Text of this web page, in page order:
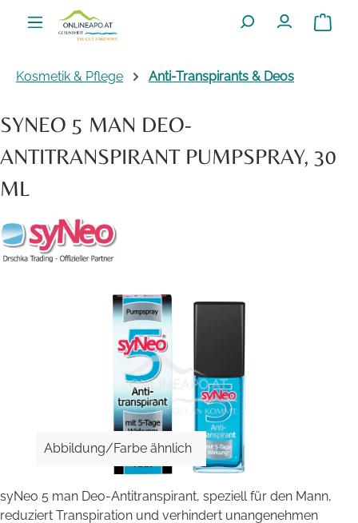
Zum Hauptinhalt springen
Kosmetik & Pflege Anti-Transpirants & Deos
SYNEO 5 MAN DEO-
ANTITRANSPIRANT PUMPSPRAY, 30
ML
Bildergalerie überspringen
Abbildung/Farbe ähnlich
syNeo 5 man Deo-Antitranspirant, speziell für den Mann,
reduziert Transpiration und verhindert unangenehmen